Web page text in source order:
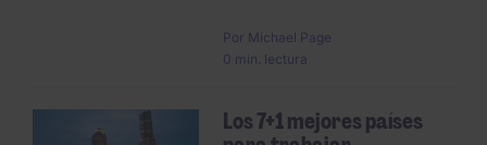
Por Michael Page
0 min. lectura
Los 7+1 mejores países